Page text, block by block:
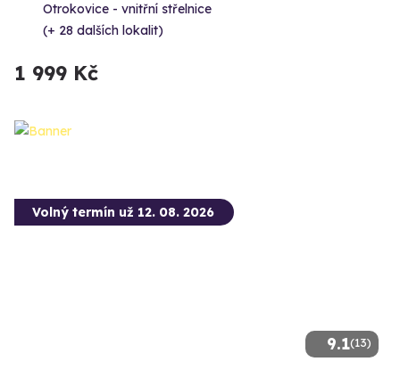
Otrokovice - vnitřní střelnice
(+ 28 dalších lokalit)
1 999 Kč
9.1(13)
Volný termín už 12. 08. 2026